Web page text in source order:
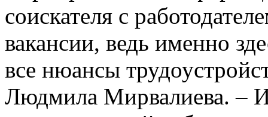
соискателя с
вакансии, ведь именно
все нюансы
Людмила Мирвалиева. –